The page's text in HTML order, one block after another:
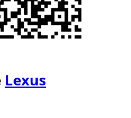
Lexus